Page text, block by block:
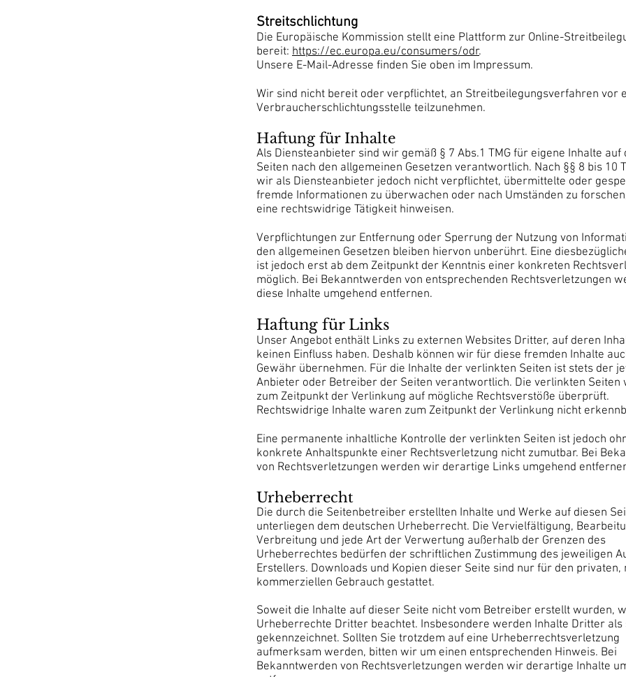
Streitschlichtung
Die Europäische Kommission stellt eine Plattform zur Online-
bereit: https://ec.europa.eu/consumers/odr.
Unsere E-Mail-Adresse finden Sie oben im Impressum.
Wir sind nicht bereit oder verpflichtet, an Streitbeilegungsverfahren vor
Verbraucherschlichtungsstelle teilzunehmen.
Haftung für Inhalte
Als Diensteanbieter sind wir gemäß § 7 Abs.1 TMG für eigene Inhalte auf
Seiten nach den allgemeinen Gesetzen verantwortlich. Nach §§ 8 bis 10
wir als Diensteanbieter jedoch nicht verpflichtet, übermittelte oder
fremde Informationen zu überwachen oder nach Umständen zu
eine rechtswidrige Tätigkeit hinweisen.
Verpflichtungen zur Entfernung oder Sperrung der Nutzung von
den allgemeinen Gesetzen bleiben hiervon unberührt. Eine
ist jedoch erst ab dem Zeitpunkt der Kenntnis einer konkreten
möglich. Bei Bekanntwerden von entsprechenden Rechtsverletzungen
diese Inhalte umgehend entfernen.
Haftung für Links
Unser Angebot enthält Links zu externen Websites Dritter, auf deren
keinen Einfluss haben. Deshalb können wir für diese fremden Inhalte
Gewähr übernehmen. Für die Inhalte der verlinkten Seiten ist stets der
Anbieter oder Betreiber der Seiten verantwortlich. Die verlinkten Seiten
zum Zeitpunkt der Verlinkung auf mögliche Rechtsverstöße überprüft.
Rechtswidrige Inhalte waren zum Zeitpunkt der Verlinkung nicht
Eine permanente inhaltliche Kontrolle der verlinkten Seiten ist jedoch
konkrete Anhaltspunkte einer Rechtsverletzung nicht zumutbar. Bei
von Rechtsverletzungen werden wir derartige Links umgehend
Urheberrecht
Die durch die Seitenbetreiber erstellten Inhalte und Werke auf diesen
unterliegen dem deutschen Urheberrecht. Die Vervielfältigung,
Verbreitung und jede Art der Verwertung außerhalb der Grenzen des
Urheberrechtes bedürfen der schriftlichen Zustimmung des jeweiligen
Erstellers. Downloads und Kopien dieser Seite sind nur für den privaten,
kommerziellen Gebrauch gestattet.
Soweit die Inhalte auf dieser Seite nicht vom Betreiber erstellt wurden,
Urheberrechte Dritter beachtet. Insbesondere werden Inhalte Dritter als
gekennzeichnet. Sollten Sie trotzdem auf eine Urheberrechtsverletzung
aufmerksam werden, bitten wir um einen entsprechenden Hinweis. Bei
Bekanntwerden von Rechtsverletzungen werden wir derartige Inhalte